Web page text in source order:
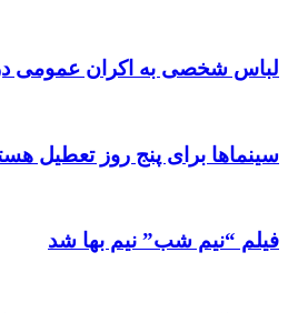
لباس شخصی به اکران عمومی
سینماها برای پنج‌ روز تعطیل
فیلم “نیم شب” نیم بها شد